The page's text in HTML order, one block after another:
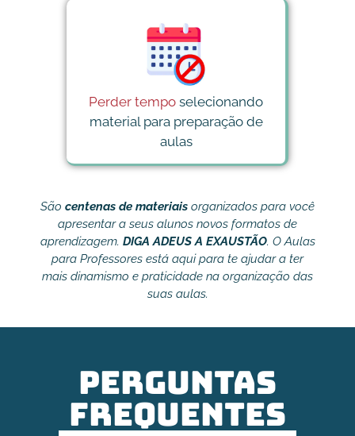
Perder tempo selecionando
material para preparação de
aulas
São centenas de materiais organizados para você
apresentar a seus alunos novos formatos de
aprendizagem. DIGA ADEUS A EXAUSTÃO. O Aulas
para Professores está aqui para te ajudar a ter
mais dinamismo e praticidade na organização das
suas aulas.
Perguntas
Frequentes